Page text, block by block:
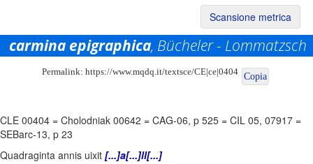
Scansione metrica
carmina epigraphica, Bücheler - Lommatzsch
Permalink: https://www.mqdq.it/textsce/CE|ce|0404 Copia
CLE 00404 = Cholodniak 00642 = CAG-06, p 525 = CIL 05, 07917 =
SEBarc-13, p 23
Quadraginta annis uixit [...]a[...]ll[...]